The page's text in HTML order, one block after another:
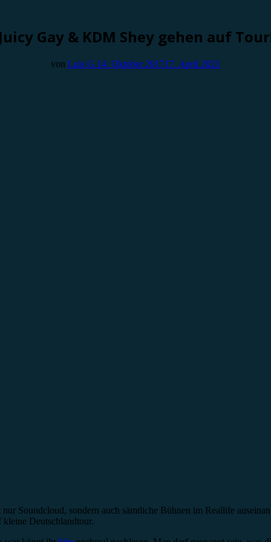
Juicy Gay & KDM Shey gehen auf
von Luis G.14. Oktober 201717. April 2021
nur Soundcloud, sondern auch sämtliche Bühnen im Reallife
kleine Deutschlandtour.